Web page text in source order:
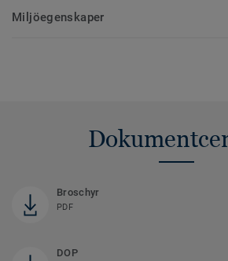
Miljöegenskaper
Broschyr
PDF
DOP